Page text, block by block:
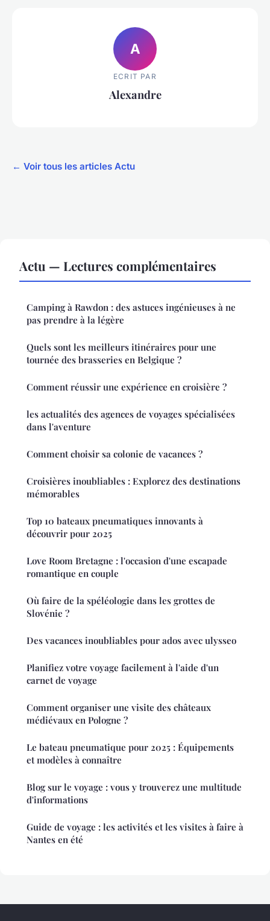
A
ECRIT PAR
Alexandre
← Voir tous les articles Actu
Actu — Lectures complémentaires
Camping à Rawdon : des astuces ingénieuses à ne
pas prendre à la légère
Quels sont les meilleurs itinéraires pour une
tournée des brasseries en Belgique ?
Comment réussir une expérience en croisière ?
les actualités des agences de voyages spécialisées
dans l'aventure
Comment choisir sa colonie de vacances ?
Croisières inoubliables : Explorez des destinations
mémorables
Top 10 bateaux pneumatiques innovants à
découvrir pour 2025
Love Room Bretagne : l'occasion d'une escapade
romantique en couple
Où faire de la spéléologie dans les grottes de
Slovénie ?
Des vacances inoubliables pour ados avec ulysseo
Planifiez votre voyage facilement à l'aide d'un
carnet de voyage
Comment organiser une visite des châteaux
médiévaux en Pologne ?
Le bateau pneumatique pour 2025 : Équipements
et modèles à connaître
Blog sur le voyage : vous y trouverez une multitude
d'informations
Guide de voyage : les activités et les visites à faire à
Nantes en été